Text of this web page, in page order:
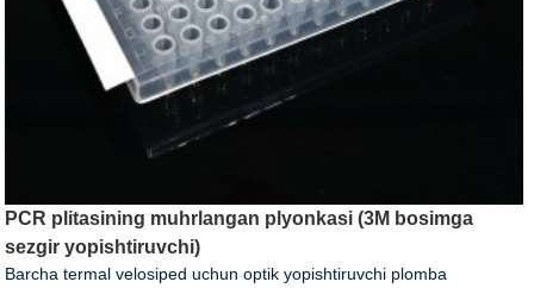
PCR plitasining muhrlangan plyonkasi (3M bosimga
sezgir yopishtiruvchi)
Barcha termal velosiped uchun optik yopishtiruvchi plomba